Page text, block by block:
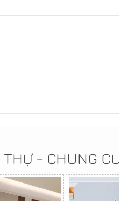
THỰ - CHUNG